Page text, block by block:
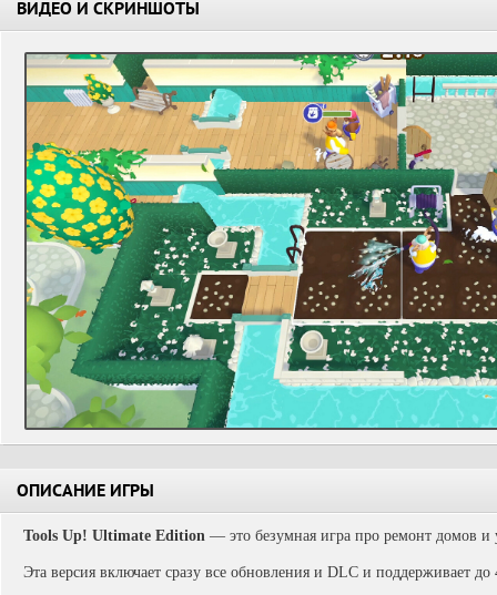
ВИДЕО И СКРИНШОТЫ
ОПИСАНИЕ ИГРЫ
Tools Up! Ultimate Edition — это безумная игра про ремонт домов
Эта версия включает сразу все обновления и DLC и поддерживает до